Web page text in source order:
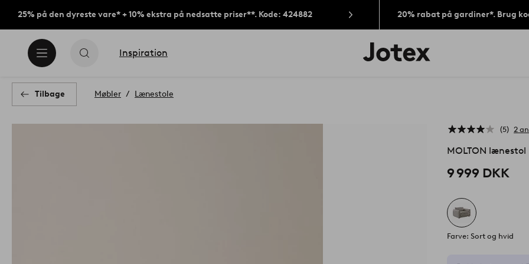
25% på den dyreste vare* + 10% ekstra på nedsatte priser**. Kode: 424882 20% rabat på gardiner*. Brug
Inspiration
Jotex
logo
Tilbage Møbler Lænestole
5 2
MOLTON lænestol
9 999 DKK
Farve: Sort og hvid